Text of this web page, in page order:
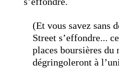
(Et vous savez sans
Street s’effondre...
places boursières du
dégringoleront à